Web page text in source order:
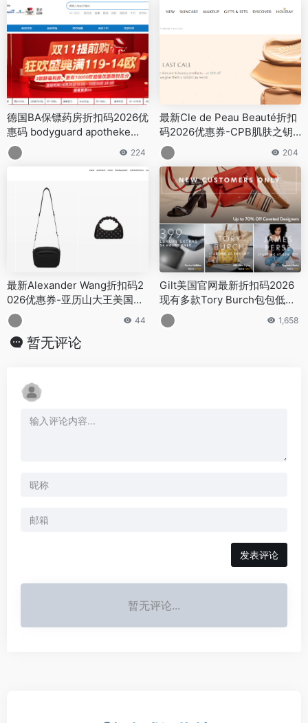
德国BA保镖药房折扣码2026优
惠码 bodyguard apotheke中
文官网双11提前购全场最高满
减14欧
224
最新Cle de Peau Beauté折扣
码2026优惠券-CPB肌肤之钥
美国官网精选7折促销
204
最新Alexander Wang折扣码2
026优惠券-亚历山大王美国官
网终大促低至5折+额外8折促
销
44
Gilt美国官网最新折扣码2026
现有多款Tory Burch包包低至
5折促销
1,658
暂无评论
发表评论
暂无评论...